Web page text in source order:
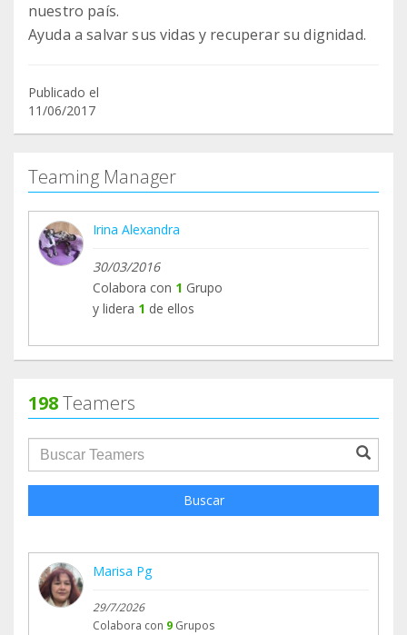
nuestro país.
Ayuda a salvar sus vidas y recuperar su dignidad.
Publicado el
11/06/2017
Teaming Manager
Irina Alexandra
30/03/2016
Colabora con 1 Grupo
y lidera 1 de ellos
198Teamers
groupProfile.searchForm.search.text???
Buscar
Marisa Pg
29/7/2026
Colabora con 9 Grupos